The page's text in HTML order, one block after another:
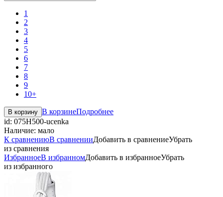
1
2
3
4
5
6
7
8
9
10+
В корзину В корзинеПодробнее
id: 075H500-ucenka
Наличие: мало
К сравнениюВ сравненииДобавить в сравнениеУбрать
из сравнения
ИзбранноеВ избранномДобавить в избранноеУбрать
из избранного